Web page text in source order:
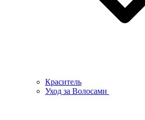
Краситель
Уход за Волосами